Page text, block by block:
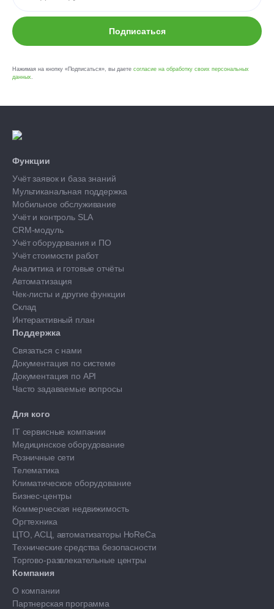
Подписаться
Нажимая на кнопку «Подписаться», вы даете согласие на обработку своих персональных
данных.
Функции
Учёт заявок и база знаний
Мультиканальная поддержка
Мобильное обслуживание
Учёт и контроль SLA
CRM-модуль
Учёт оборудования и ПО
Учёт стоимости работ
Аналитика и готовые отчёты
Автоматизация
Чек-листы и другие функции
Склад
Интерактивный план
Поддержка
Связаться с нами
Документация по системе
Документация по API
Часто задаваемые вопросы
Для кого
IT сервисные компании
Медицинское оборудование
Розничные сети
Телематика
Климатическое оборудование
Бизнес-центры
Коммерческая недвижимость
Оргтехника
ЦТО, АСЦ, автоматизаторы HoReCa
Технические средства безопасности
Торгово-развлекательные центры
Компания
О компании
Партнерская программа